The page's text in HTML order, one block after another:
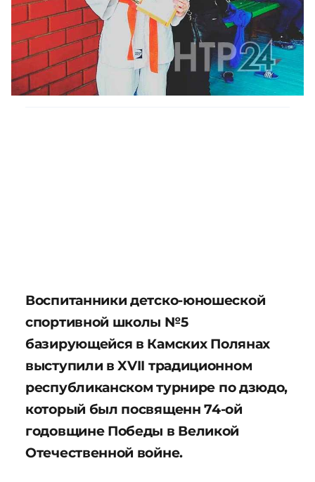
Воспитанники детско-юношеской
спортивной школы №5
базирующейся в Камских Полянах
выступили в XVII традиционном
республиканском турнире по дзюдо,
который был посвященн 74-ой
годовщине Победы в Великой
Отечественной войне.